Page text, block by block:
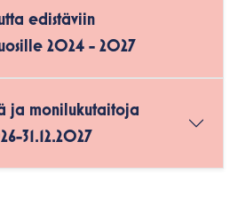
edistäviin
2024 - 2027
ja monilukutaitoja
31.12.2027